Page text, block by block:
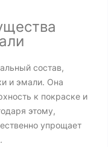
состав,
и эмали. Она
к покраске и
этому,
упрощает